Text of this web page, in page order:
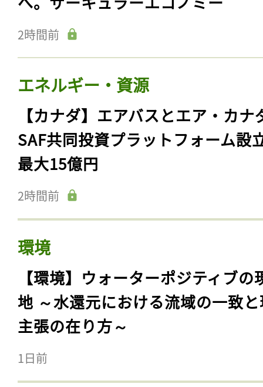
2時間前
エネルギー・資源
【カナダ】エアバスとエア・カナ
SAF共同投資プラットフォーム設
最大15億円
2時間前
環境
【環境】ウォーターポジティブの
地 ～水還元における流域の一致
主張の在り方～
1日前